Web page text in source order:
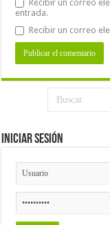
Recibir un correo
entrada.
Recibir un correo
Iniciar Sesión